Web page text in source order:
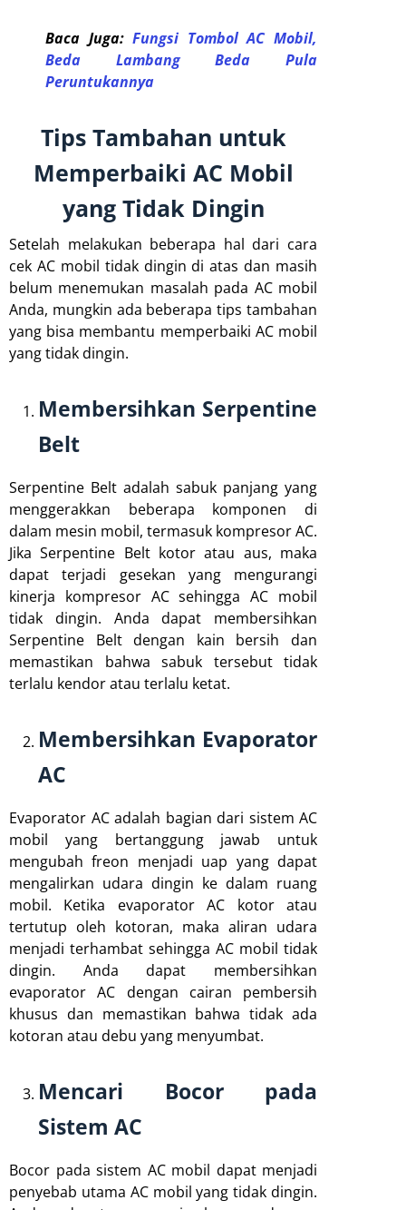
Baca Juga:Fungsi Tombol AC Mobil,
Beda Lambang Beda Pula
Peruntukannya
Tips Tambahan untuk
Memperbaiki AC Mobil
yang Tidak Dingin
Setelah melakukan beberapa hal dari cara
cek AC mobil tidak dingin di atas dan masih
belum menemukan masalah pada AC mobil
Anda, mungkin ada beberapa tips tambahan
yang bisa membantu memperbaiki AC mobil
yang tidak dingin.
Membersihkan Serpentine
Belt
Serpentine Belt adalah sabuk panjang yang
menggerakkan beberapa komponen di
dalam mesin mobil, termasuk kompresor AC.
Jika Serpentine Belt kotor atau aus, maka
dapat terjadi gesekan yang mengurangi
kinerja kompresor AC sehingga AC mobil
tidak dingin. Anda dapat membersihkan
Serpentine Belt dengan kain bersih dan
memastikan bahwa sabuk tersebut tidak
terlalu kendor atau terlalu ketat.
Membersihkan Evaporator
AC
Evaporator AC adalah bagian dari sistem AC
mobil yang bertanggung jawab untuk
mengubah freon menjadi uap yang dapat
mengalirkan udara dingin ke dalam ruang
mobil. Ketika evaporator AC kotor atau
tertutup oleh kotoran, maka aliran udara
menjadi terhambat sehingga AC mobil tidak
dingin. Anda dapat membersihkan
evaporator AC dengan cairan pembersih
khusus dan memastikan bahwa tidak ada
kotoran atau debu yang menyumbat.
Mencari Bocor pada
Sistem AC
Bocor pada sistem AC mobil dapat menjadi
penyebab utama AC mobil yang tidak dingin.